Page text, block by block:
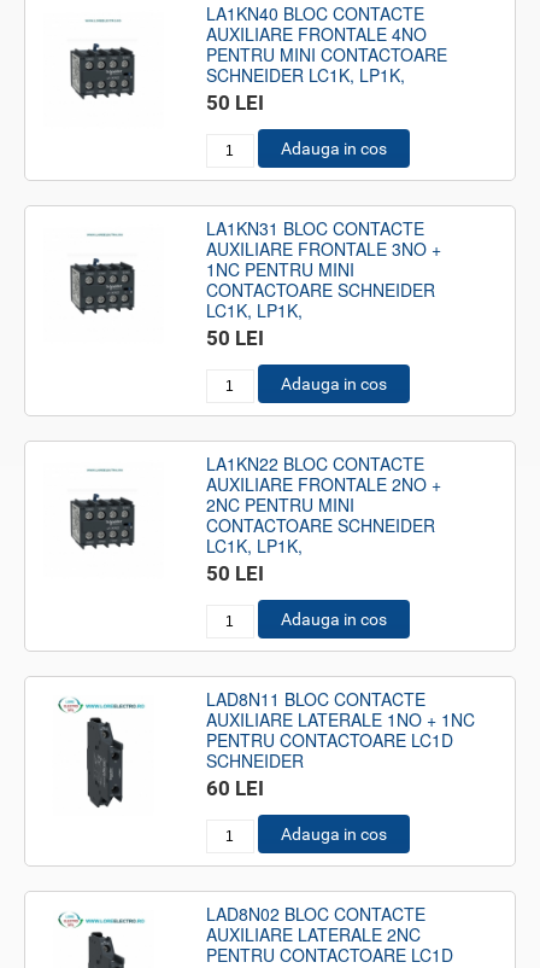
LA1KN40 BLOC CONTACTE
AUXILIARE FRONTALE 4NO
PENTRU MINI CONTACTOARE
SCHNEIDER LC1K, LP1K,
50 LEI
Adauga in cos
LA1KN31 BLOC CONTACTE
AUXILIARE FRONTALE 3NO +
1NC PENTRU MINI
CONTACTOARE SCHNEIDER
LC1K, LP1K,
50 LEI
Adauga in cos
LA1KN22 BLOC CONTACTE
AUXILIARE FRONTALE 2NO +
2NC PENTRU MINI
CONTACTOARE SCHNEIDER
LC1K, LP1K,
50 LEI
Adauga in cos
LAD8N11 BLOC CONTACTE
AUXILIARE LATERALE 1NO + 1NC
PENTRU CONTACTOARE LC1D
SCHNEIDER
60 LEI
Adauga in cos
LAD8N02 BLOC CONTACTE
AUXILIARE LATERALE 2NC
PENTRU CONTACTOARE LC1D